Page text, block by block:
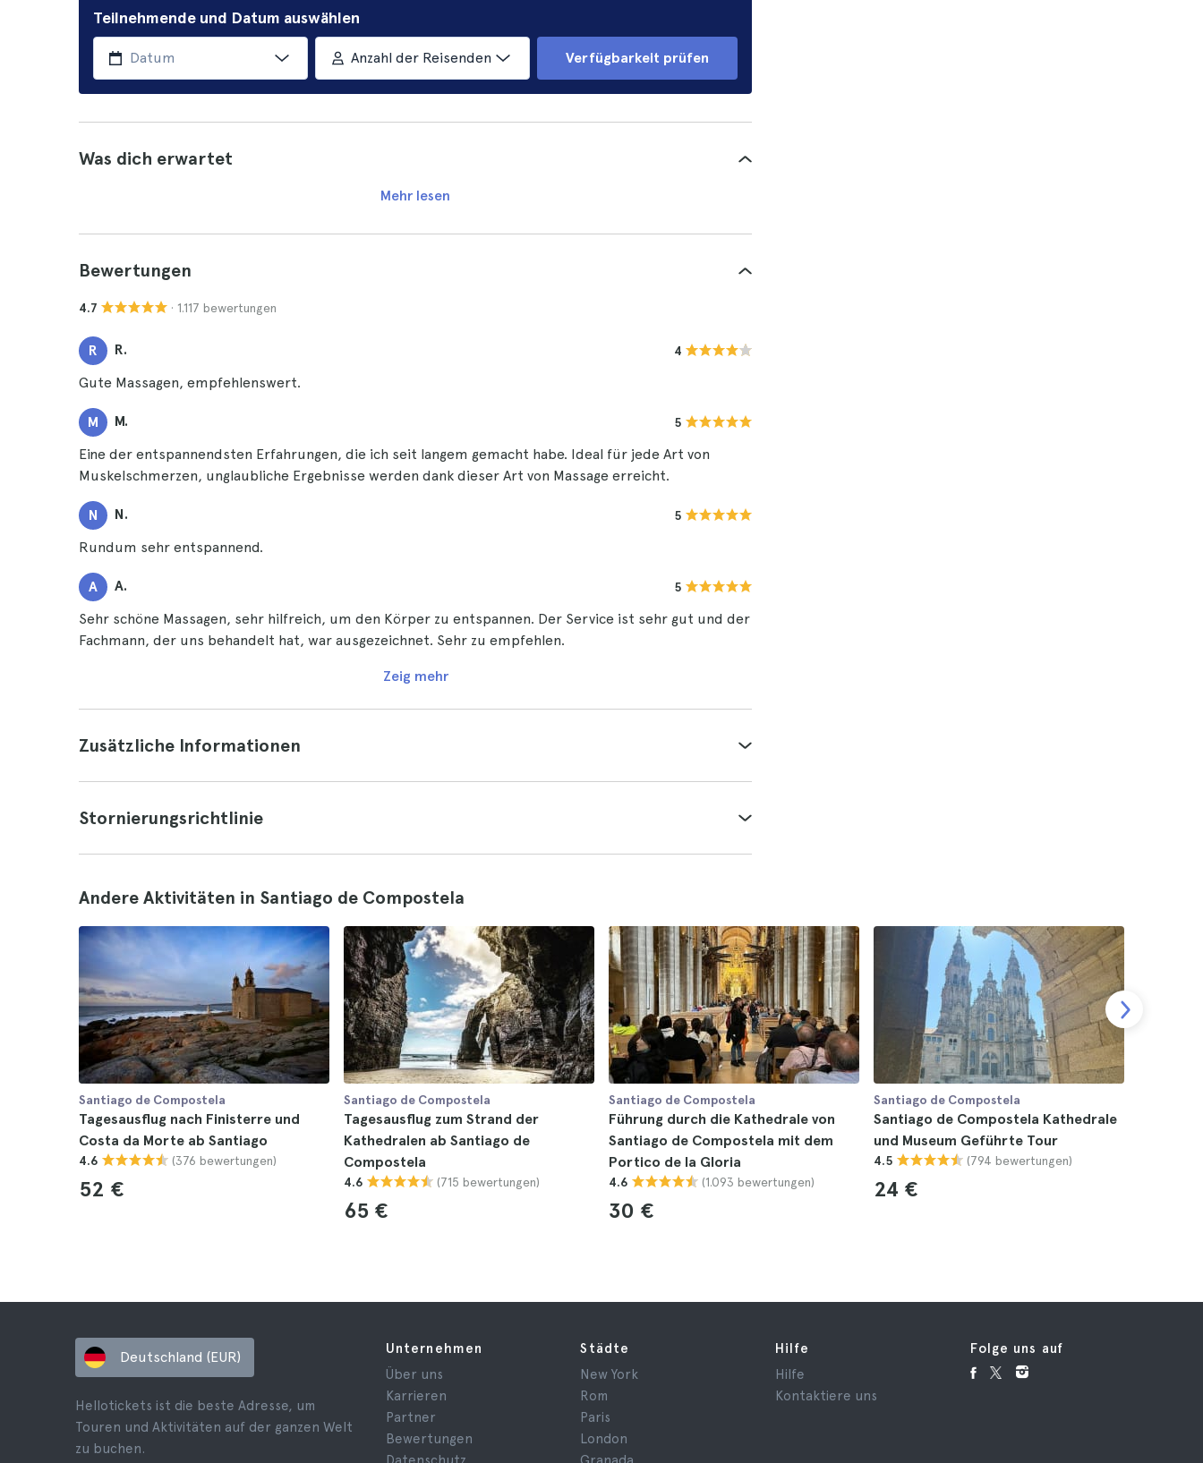
Teilnehmende und Datum auswählen
Anzahl der Reisenden Verfügbarkeit prüfen
Was dich erwartet
Mehr lesen
Bewertungen
4.7 · 1.117 bewertungen
R R. 4
Gute Massagen, empfehlenswert.
M M. 5
Eine der entspannendsten Erfahrungen, die ich seit langem gemacht habe. Ideal für jede Art von
Muskelschmerzen, unglaubliche Ergebnisse werden dank dieser Art von Massage erreicht.
N N. 5
Rundum sehr entspannend.
A A. 5
Sehr schöne Massagen, sehr hilfreich, um den Körper zu entspannen. Der Service ist sehr gut und der
Fachmann, der uns behandelt hat, war ausgezeichnet. Sehr zu empfehlen.
Zeig mehr
Zusätzliche Informationen
Stornierungsrichtlinie
Andere Aktivitäten in Santiago de Compostela
Santiago de Compostela
Tagesausflug nach Finisterre und
Costa da Morte ab Santiago
4.6 (376 bewertungen)
52 €
Santiago de Compostela
Tagesausflug zum Strand der
Kathedralen ab Santiago de
Compostela
4.6 (715 bewertungen)
65 €
Santiago de Compostela
Führung durch die Kathedrale von
Santiago de Compostela mit dem
Portico de la Gloria
4.6 (1.093 bewertungen)
30 €
Santiago de Compostela
Santiago de Compostela Kathedrale
und Museum Geführte Tour
4.5 (794 bewertungen)
24 €
Deutschland (EUR)
Hellotickets ist die beste Adresse, um
Touren und Aktivitäten auf der ganzen Welt
zu buchen.
Unternehmen
Über uns
Karrieren
Partner
Bewertungen
Städte
New York
Rom
Paris
London
Hilfe
Hilfe
Kontaktiere uns
Folge uns auf